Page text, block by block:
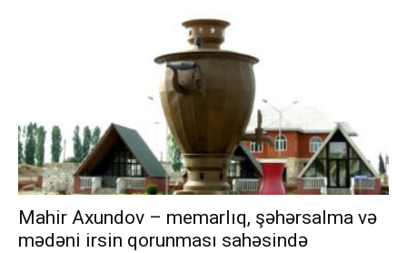
Mahir Axundov – memarlıq, şəhərsalma və
mədəni irsin qorunması sahəsində